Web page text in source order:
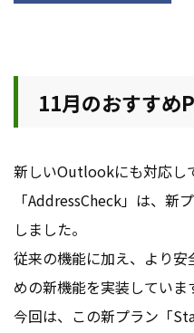
11月のおすすめ
新しいOutlookにも対応し
「AddressCheck」は、新
しました。
従来の機能に加え、より
めの新機能を実装していま
今回は、この新プラン「